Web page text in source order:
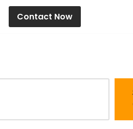
Contact Now